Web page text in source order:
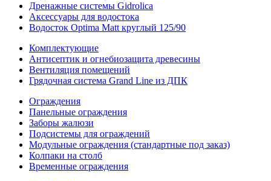
Дренажные системы Gidrolica
Аксессуары для водостока
Водосток Optima Matt круглый 125/90
Комплектующие
Антисептик и огнебиозащита древесины
Вентиляция помещений
Грядочная система Grand Line из ДПК
Ограждения
Панельные ограждения
Заборы жалюзи
Подсистемы для ограждений
Модульные ограждения (стандартные под заказ)
Колпаки на столб
Временные ограждения